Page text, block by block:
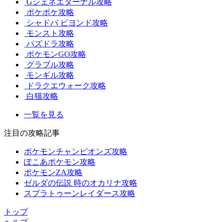
ポケポケ攻略
シャドバ ビヨンド攻略
モンスト攻略
パズドラ攻略
ポケモンGO攻略
グラブル攻略
モンギル攻略
ドラクエウォーク攻略
白猫攻略
一覧を見る
注目の攻略記事
ポケモンチャンピオンズ攻略
ぽこあポケモン攻略
ポケモンZA攻略
ゼルダの伝説 時のオカリナ攻略
スプラトゥーンレイダース攻略
トップ